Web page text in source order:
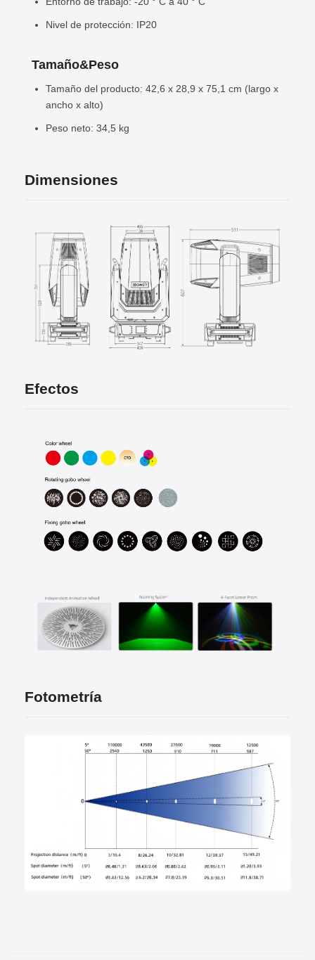
Nivel de protección: IP20
Tamaño&Peso
Tamaño del producto: 42,6 x 28,9 x 75,1 cm (largo x
ancho x alto)
Peso neto: 34,5 kg
Dimensiones
Efectos
Fotometría